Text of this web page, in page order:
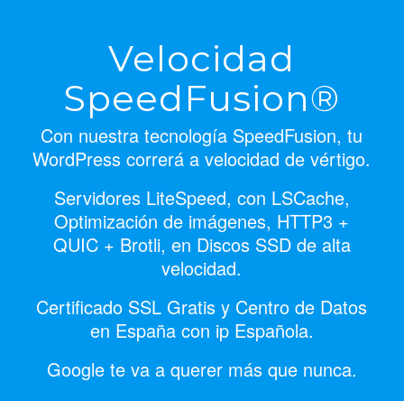
Velocidad
SpeedFusion®
Con nuestra tecnología SpeedFusion, tu
WordPress correrá a velocidad de vértigo.
Servidores LiteSpeed, con LSCache,
Optimización de imágenes, HTTP3 +
QUIC + Brotli, en Discos SSD de alta
velocidad.
Certificado SSL Gratis y Centro de Datos
en España con ip Española.
Google te va a querer más que nunca.